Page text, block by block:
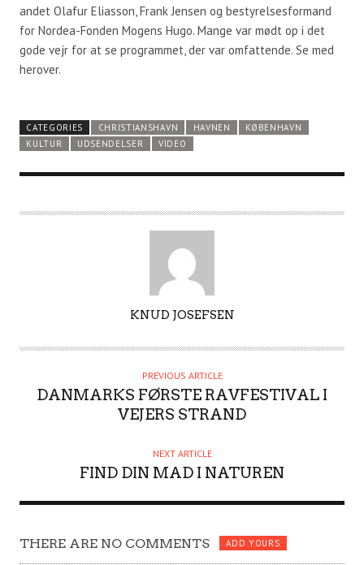
andet Olafur Eliasson, Frank Jensen og bestyrelsesformand
for Nordea-Fonden Mogens Hugo. Mange var mødt op i det
gode vejr for at se programmet, der var omfattende. Se med
herover.
CATEGORIES CHRISTIANSHAVN HAVNEN
KØBENHAVN
KULTUR
UDSENDELSER VIDEO
T
KNUD JOSEFSEN
PREVIOUS ARTICLE
DANMARKS FØRSTE RAVFESTIVAL I
VEJERS STRAND
NEXT ARTICLE
FIND DIN MAD I NATUREN
THERE ARE NO COMMENTS ADD YOURS